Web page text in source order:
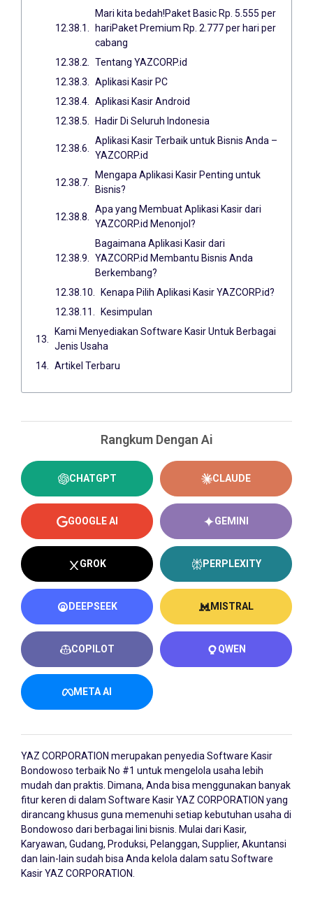
Mari kita bedah!Paket Basic Rp. 5.555 per
hariPaket Premium Rp. 2.777 per hari per
cabang
Tentang YAZCORP.id
Aplikasi Kasir PC
Aplikasi Kasir Android
Hadir Di Seluruh Indonesia
Aplikasi Kasir Terbaik untuk Bisnis Anda –
YAZCORP.id
Mengapa Aplikasi Kasir Penting untuk
Bisnis?
Apa yang Membuat Aplikasi Kasir dari
YAZCORP.id Menonjol?
Bagaimana Aplikasi Kasir dari
YAZCORP.id Membantu Bisnis Anda
Berkembang?
Kenapa Pilih Aplikasi Kasir YAZCORP.id?
Kesimpulan
Kami Menyediakan Software Kasir Untuk Berbagai
Jenis Usaha
Artikel Terbaru
Rangkum Dengan Ai
CHATGPT CLAUDE
GOOGLE AI GEMINI
GROK PERPLEXITY
DEEPSEEK MISTRAL
COPILOT QWEN
META AI
YAZ CORPORATION merupakan penyedia Software Kasir
Bondowoso terbaik No #1 untuk mengelola usaha lebih
mudah dan praktis. Dimana, Anda bisa menggunakan banyak
fitur keren di dalam Software Kasir YAZ CORPORATION yang
dirancang khusus guna memenuhi setiap kebutuhan usaha di
Bondowoso dari berbagai lini bisnis. Mulai dari Kasir,
Karyawan, Gudang, Produksi, Pelanggan, Supplier, Akuntansi
dan lain-lain sudah bisa Anda kelola dalam satu Software
Kasir YAZ CORPORATION.